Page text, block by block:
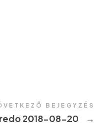
BEJEGYZÉS
2018-08-20 →